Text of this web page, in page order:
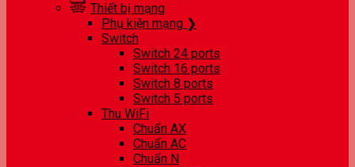
Thiết bị mạng
Phụ kiện mạng ❯
Switch
Switch 24 ports
Switch 16 ports
Switch 8 ports
Switch 5 ports
Thu WiFi
Chuẩn AX
Chuẩn AC
Chuẩn N